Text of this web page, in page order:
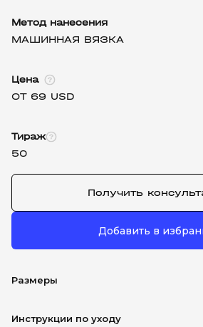
Метод нанесения
МАШИННАЯ ВЯЗКА
Цена
ОТ 69 USD
Тираж
50
Получить
Добавить в
Размеры
Инструкции по уходу